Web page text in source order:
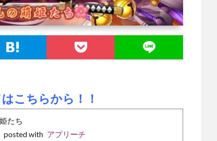
こちらから！！
たち
posted with アプリーチ